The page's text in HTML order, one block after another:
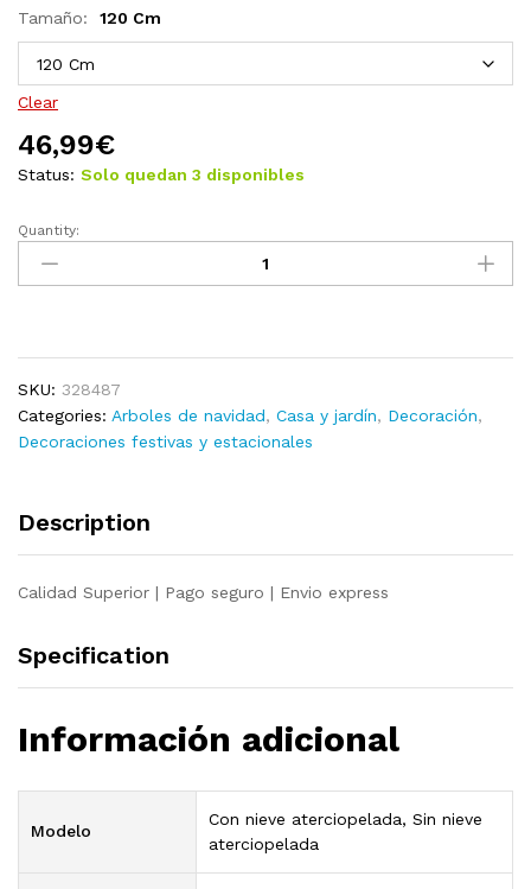
Tamaño: 120 Cm
Clear
46,99€
Status: Solo quedan 3 disponibles
Árbol
Navidad
cm
PVC
y
Quantity:
SKU: 328487
Categories: Arboles de navidad, Casa y jardín, Decoración,
Decoraciones festivas y estacionales
Description
Calidad Superior | Pago seguro | Envio express
Specification
Información adicional
Modelo
Con nieve aterciopelada, Sin nieve
aterciopelada